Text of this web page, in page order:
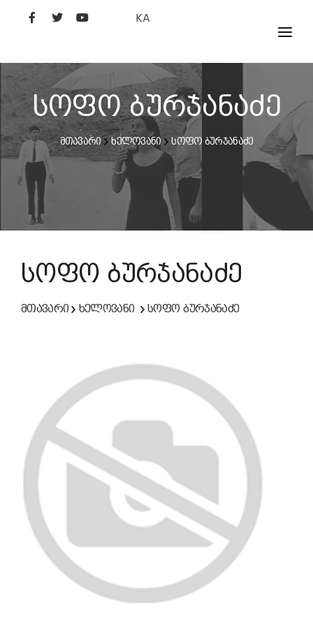
KA
ᲤᲘᲚᲛᲔᲑᲘ
ᲮᲔᲚᲝᲕᲐᲜᲘ
ᲙᲘᲜᲝᲡᲢᲣᲓᲘᲐ
ᲙᲘᲜᲝᲐᲙᲐᲓᲔᲛᲘᲐ
სოფო ბურჯანაძე
მთავარი ხელოვანი სოფო ბურჯანაძე
სოფო ბურჯანაძე
მთავარი ხელოვანი სოფო ბურჯანაძე